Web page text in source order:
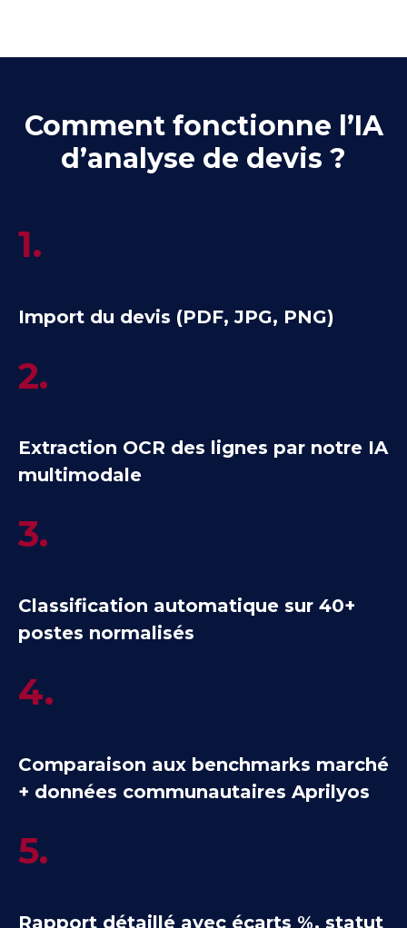
Comment fonctionne l’IA
d’analyse de devis ?
1.
Import du devis (PDF, JPG, PNG)
2.
Extraction OCR des lignes par notre IA
multimodale
3.
Classification automatique sur 40+
postes normalisés
4.
Comparaison aux benchmarks marché
+ données communautaires Aprilyos
5.
Rapport détaillé avec écarts %, statut